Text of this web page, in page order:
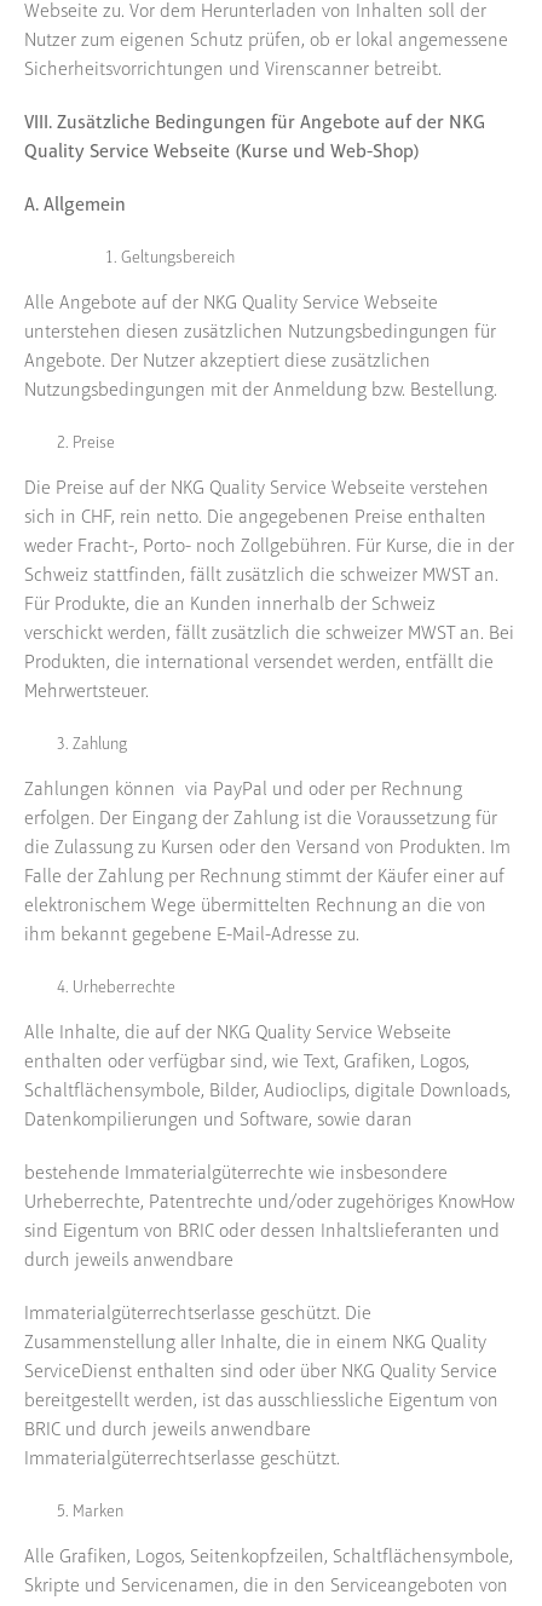
Webseite zu. Vor dem Herunterladen von Inhalten soll der
Nutzer zum eigenen Schutz prüfen, ob er lokal angemessene
Sicherheitsvorrichtungen und Virenscanner betreibt.
VIII. Zusätzliche Bedingungen für Angebote auf der NKG
Quality Service Webseite (Kurse und Web-Shop)
A. Allgemein
Geltungsbereich
Alle Angebote auf der NKG Quality Service Webseite
unterstehen diesen zusätzlichen Nutzungsbedingungen für
Angebote. Der Nutzer akzeptiert diese zusätzlichen
Nutzungsbedingungen mit der Anmeldung bzw. Bestellung.
Preise
Die Preise auf der NKG Quality Service Webseite verstehen
sich in CHF, rein netto. Die angegebenen Preise enthalten
weder Fracht-, Porto- noch Zollgebühren. Für Kurse, die in der
Schweiz stattfinden, fällt zusätzlich die schweizer MWST an.
Für Produkte, die an Kunden innerhalb der Schweiz
verschickt werden, fällt zusätzlich die schweizer MWST an. Bei
Produkten, die international versendet werden, entfällt die
Mehrwertsteuer.
Zahlung
Zahlungen können via PayPal und oder per Rechnung
erfolgen. Der Eingang der Zahlung ist die Voraussetzung für
die Zulassung zu Kursen oder den Versand von Produkten. Im
Falle der Zahlung per Rechnung stimmt der Käufer einer auf
elektronischem Wege übermittelten Rechnung an die von
ihm bekannt gegebene E-Mail-Adresse zu.
Urheberrechte
Alle Inhalte, die auf der NKG Quality Service Webseite
enthalten oder verfügbar sind, wie Text, Grafiken, Logos,
Schaltflächensymbole, Bilder, Audioclips, digitale Downloads,
Datenkompilierungen und Software, sowie daran
bestehende Immaterialgüterrechte wie insbesondere
Urheberrechte, Patentrechte und/oder zugehöriges KnowHow
sind Eigentum von BRIC oder dessen Inhaltslieferanten und
durch jeweils anwendbare
Immaterialgüterrechtserlasse geschützt. Die
Zusammenstellung aller Inhalte, die in einem NKG Quality
ServiceDienst enthalten sind oder über NKG Quality Service
bereitgestellt werden, ist das ausschliessliche Eigentum von
BRIC und durch jeweils anwendbare
Immaterialgüterrechtserlasse geschützt.
Marken
Alle Grafiken, Logos, Seitenkopfzeilen, Schaltflächensymbole,
Skripte und Servicenamen, die in den Serviceangeboten von